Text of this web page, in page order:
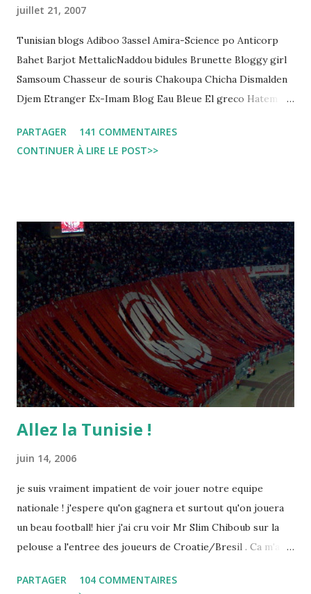
juillet 21, 2007
Tunisian blogs Adiboo 3assel Amira-Science po Anticorp
Bahet Barjot MettalicNaddou bidules Brunette Bloggy girl
Samsoum Chasseur de souris Chakoupa Chicha Dismalden
Djem Etranger Ex-Imam Blog Eau Bleue El greco Hatem
Leila fi amarikia Little Sarah American girl Massir mots a
dire Mouch ex Mazzika Tun...
PARTAGER
141 COMMENTAIRES
CONTINUER À LIRE LE POST>>
Allez la Tunisie !
juin 14, 2006
je suis vraiment impatient de voir jouer notre equipe
nationale ! j'espere qu'on gagnera et surtout qu'on jouera
un beau football! hier j'ai cru voir Mr Slim Chiboub sur la
pelouse a l'entree des joueurs de Croatie/Bresil . Ca m'a
instances internationales.( Je me demande d'ailleurs a quoi
PARTAGER
104 COMMENTAIRES